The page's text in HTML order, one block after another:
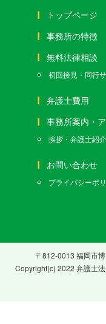
トップページ
事務所の特徴
無料法律相談
初回接見・同行
弁護士費用
事務所案内・
挨拶・弁護士紹介
お問い合わせ
プライバシーポ
〒812-0013 福岡市
Copyright(c) 2022 弁護士